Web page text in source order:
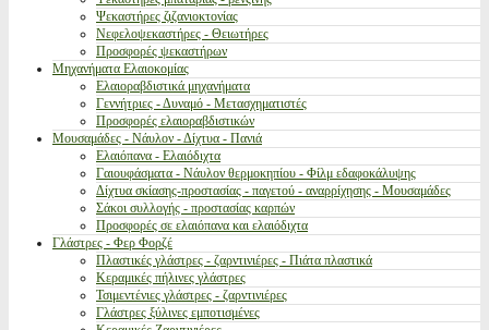
Ψεκαστήρες ζιζανιοκτονίας
Νεφελοψεκαστήρες - Θειωτήρες
Προσφορές ψεκαστήρων
Μηχανήματα Ελαιοκομίας
Ελαιοραβδιστικά μηχανήματα
Γεννήτριες - Δυναμό - Μετασχηματιστές
Προσφορές ελαιοραβδιστικών
Μουσαμάδες - Νάυλον - Δίχτυα - Πανιά
Ελαιόπανα - Ελαιόδιχτα
Γαιουφάσματα - Νάυλον θερμοκηπίου - Φίλμ εδαφοκάλυψης
Δίχτυα σκίασης-προστασίας - παγετού - αναρρίχησης - Μουσαμάδες
Σάκοι συλλογής - προστασίας καρπών
Προσφορές σε ελαιόπανα και ελαιόδιχτα
Γλάστρες - Φερ Φορζέ
Πλαστικές γλάστρες - ζαρντινιέρες - Πιάτα πλαστικά
Κεραμικές πήλινες γλάστρες
Τσιμεντένιες γλάστρες - ζαρντινιέρες
Γλάστρες ξύλινες εμποτισμένες